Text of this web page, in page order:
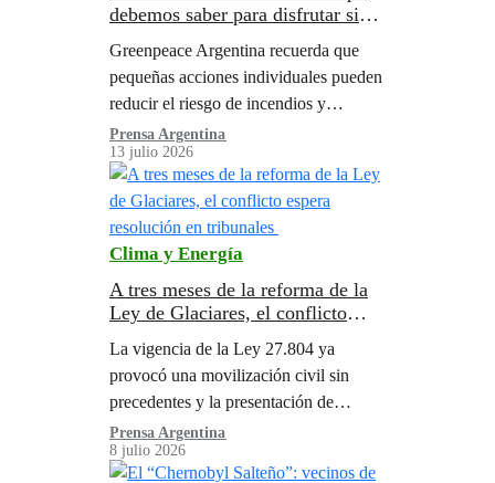
debemos saber para disfrutar sin
argentinos
Greenpeace Argentina recuerda que
pequeñas acciones individuales pueden
reducir el riesgo de incendios y
contaminación, y ayudar a proteger a la
fauna silvestre.
Prensa Argentina
13 julio 2026
Clima y Energía
A tres meses de la reforma de la
Ley de Glaciares, el conflicto
La vigencia de la Ley 27.804 ya
provocó una movilización civil sin
precedentes y la presentación de
amparos y medidas cautelares en
tribunales federales.
Prensa Argentina
8 julio 2026